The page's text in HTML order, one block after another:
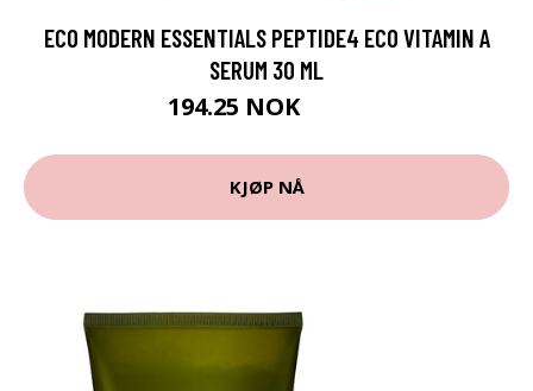
ECO MODERN ESSENTIALS PEPTIDE4 ECO VITAMIN A
SERUM 30 ML
194.25 NOK
KJØP NÅ